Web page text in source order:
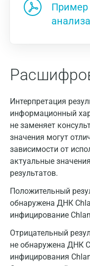
Пример
Интерпретация
информационный
не заменяет
значения могут
зависимости от
актуальные
результатов.
Положительный
обнаружена ДНК
инфицирование
Отрицательный
не обнаружена ДНК
инфицирования